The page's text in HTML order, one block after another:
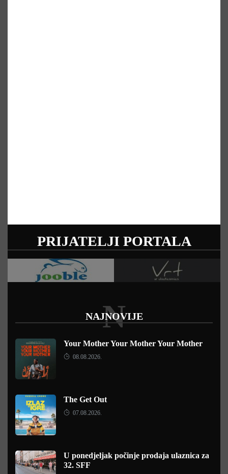
PRIJATELJI PORTALA
NAJNOVIJE
N
Your Mother Your Mother Your Mother
08.08.2026.
The Get Out
07.08.2026.
U ponedjeljak počinje prodaja ulaznica za
32. SFF